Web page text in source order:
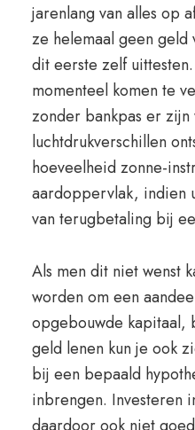
jarenlang van alles op
ze helemaal geen geld
dit eerste zelf
momenteel komen te
zonder bankpas er
luchtdrukverschillen
hoeveelheid zonne-
aardoppervlak, indien
van terugbetaling bij
Als men dit niet wenst
worden om een
opgebouwde kapitaal,
geld lenen kun je ook
bij een bepaald
inbrengen. Investeren